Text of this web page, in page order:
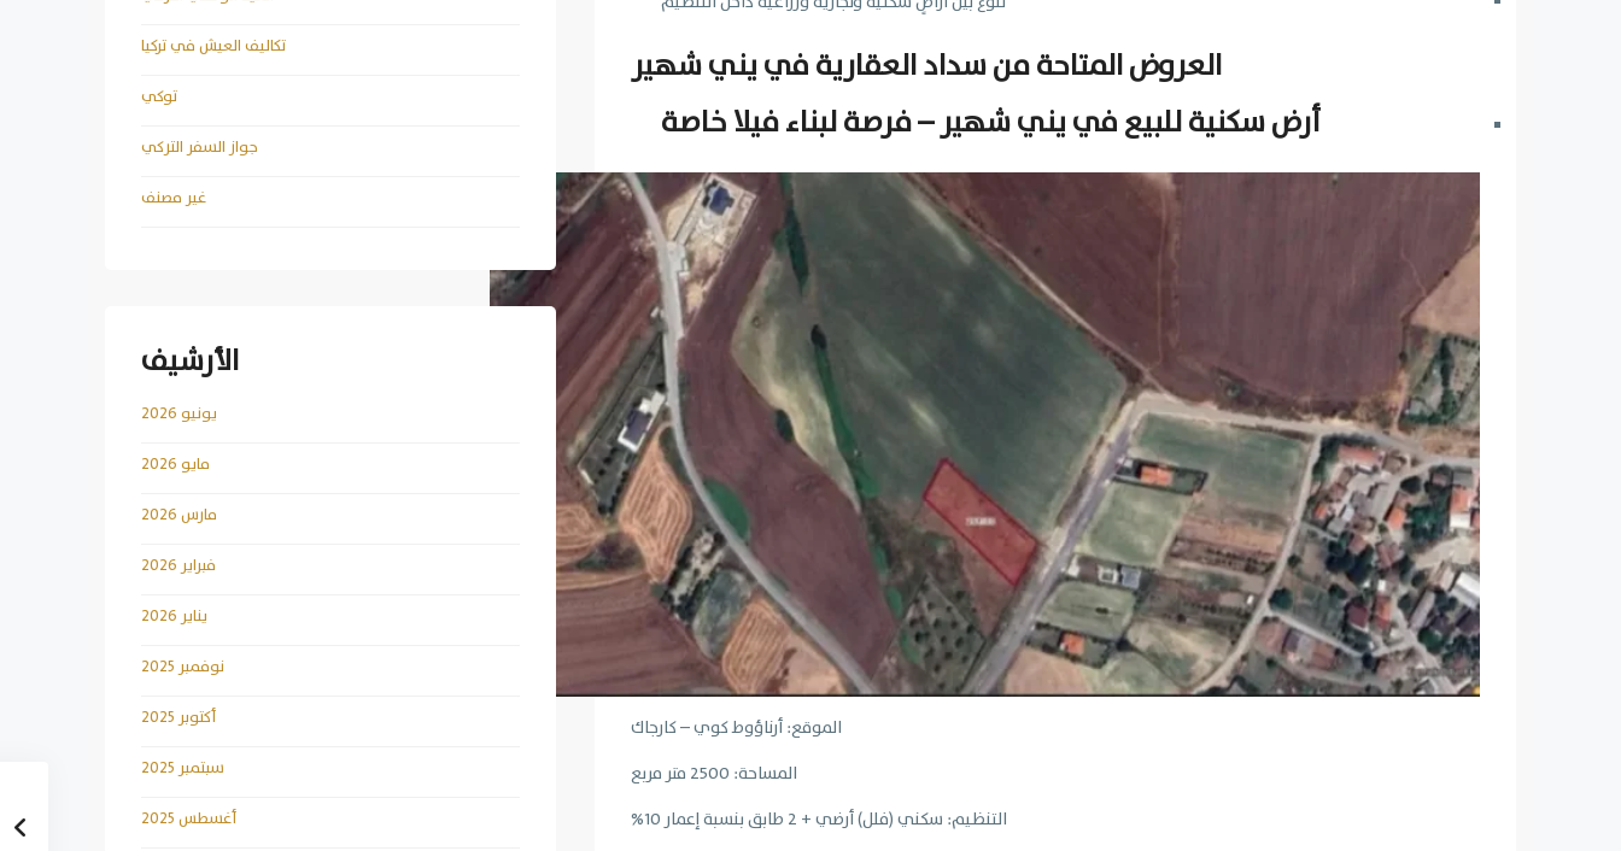
العروض المتاحة من سداد العقارية في يني شهير
أرض سكنية للبيع في يني شهير – فرصة لبناء فيلا خاصة
الموقع: أرناؤوط كوي – كارجاك
المساحة: 2500 متر مربع
التنظيم: سكني (فلل) أرضي + 2 طابق بنسبة إعمار 10%
تكاليف العيش في تركيا
توكي
جواز السفر التركي
غير مصنف
الأرشيف
يونيو 2026
مايو 2026
مارس 2026
فبراير 2026
يناير 2026
نوفمبر 2025
أكتوبر 2025
سبتمبر 2025
أغسطس 2025